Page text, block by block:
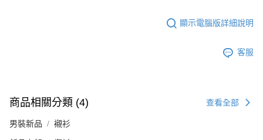
顯示電腦版詳細說明
客服
商品相關分類 (4) 查看全部
男裝新品 襯衫